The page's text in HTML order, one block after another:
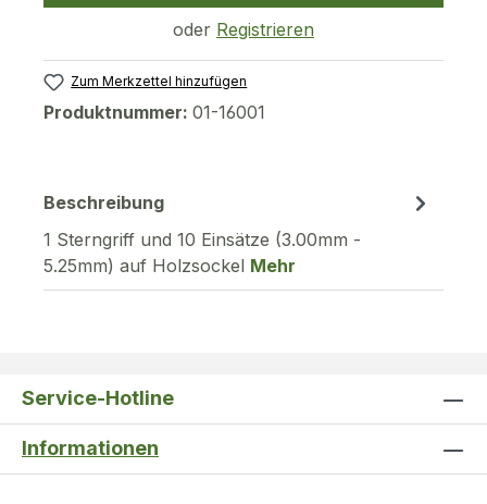
oder Registrieren
Zum Merkzettel hinzufügen
Produktnummer: 01-16001
Beschreibung
1 Sterngriff und 10 Einsätze (3.00mm -
5.25mm) auf Holzsockel Mehr
Service-Hotline
Informationen